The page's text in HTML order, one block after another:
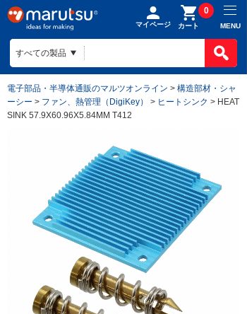
マイページ カート
0
MENU
電子部品・半導体通販のマルツオンライン > 構造部材・シャ
ーシー > ファン、熱管理（DigiKey） > ヒートシンク > HEAT
SINK 57.9X60.96X5.84MM T412